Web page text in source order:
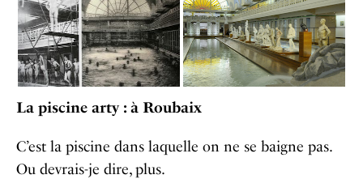
La piscine arty : à Roubaix
C’est la piscine dans laquelle on ne se baigne pas.
Ou devrais-je dire, plus.